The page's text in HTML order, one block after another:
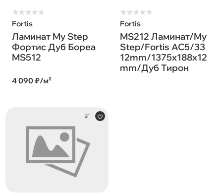
★★★★★
Fortis
Ламинат My Step
Фортис Дуб Бореа
MS512
4 090 ₽/м²
★★★★★
Fortis
MS212 Ламинат/My
Step/Fortis AC5/33
12mm/1375x188x12
mm/Дуб Тирон